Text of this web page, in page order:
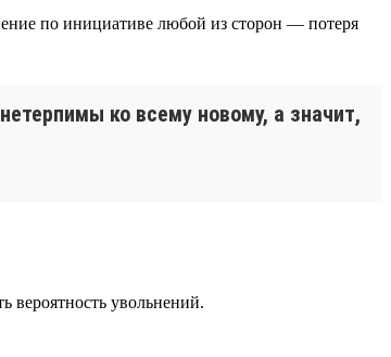
по инициативе любой из сторон — потеря
ко всему новому, а значит,
увольнений.